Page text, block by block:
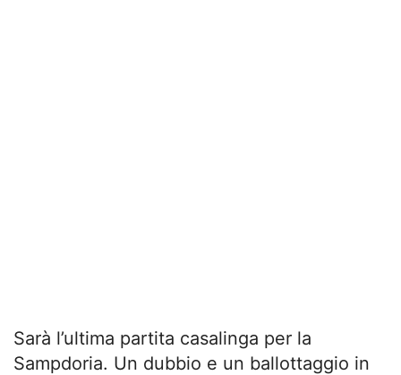
Sarà l’ultima partita casalinga per la
Sampdoria. Un dubbio e un ballottaggio in